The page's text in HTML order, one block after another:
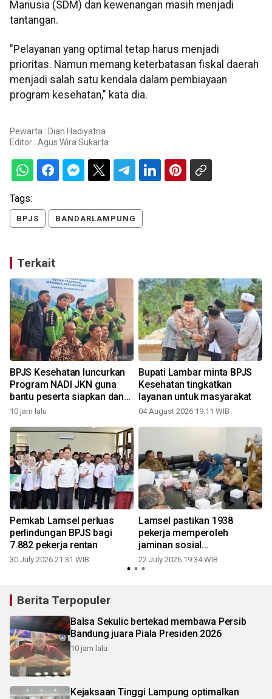
Manusia (SDM) dan kewenangan masih menjadi
tantangan.
"Pelayanan yang optimal tetap harus menjadi
prioritas. Namun memang keterbatasan fiskal daerah
menjadi salah satu kendala dalam pembiayaan
program kesehatan," kata dia.
Pewarta : Dian Hadiyatna
Editor : Agus Wira Sukarta
Tags:
BPJS BANDARLAMPUNG
Terkait
BPJS Kesehatan luncurkan
Program NADI JKN guna
bantu peserta siapkan dana
iuran
10 jam lalu
Bupati Lambar minta BPJS
Kesehatan tingkatkan
layanan untuk masyarakat
04 August 2026 19:11 WIB
Pemkab Lamsel perluas
perlindungan BPJS bagi
7.882 pekerja rentan
30 July 2026 21:31 WIB
Lamsel pastikan 1938
pekerja memperoleh
jaminan sosial
ketenagakerjaan
22 July 2026 19:34 WIB
Berita Terpopuler
Balsa Sekulic bertekad membawa Persib
Bandung juara Piala Presiden 2026
10 jam lalu
Kejaksaan Tinggi Lampung optimalkan